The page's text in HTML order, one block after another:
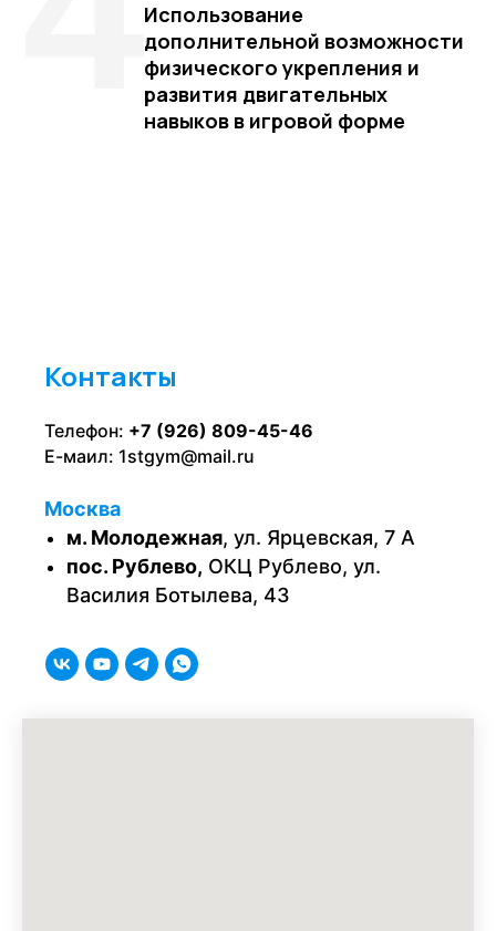
Использование
дополнительной возможности
физического укрепления и
развития двигательных
навыков в игровой форме
Контакты
Телефон: +7 (926) 809-45-46
Е-маил: 1stgym@mail.ru
Москва
м. Молодежная, ул. Ярцевская, 7 А
пос. Рублево, ОКЦ Рублево, ул.
Василия Ботылева, 43